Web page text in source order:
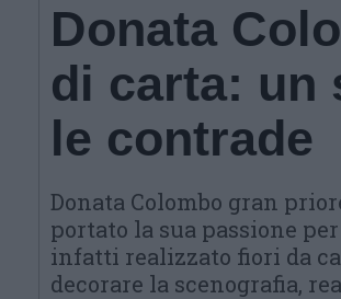
Donata
di carta: un
le contrade
Donata Colombo gran
portato la sua passione
infatti realizzato fiori da
decorare la scenografia,